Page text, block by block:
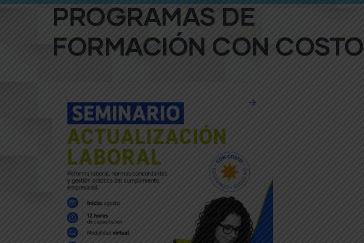
PROGRAMAS DE
FORMACIÓN CON COSTO